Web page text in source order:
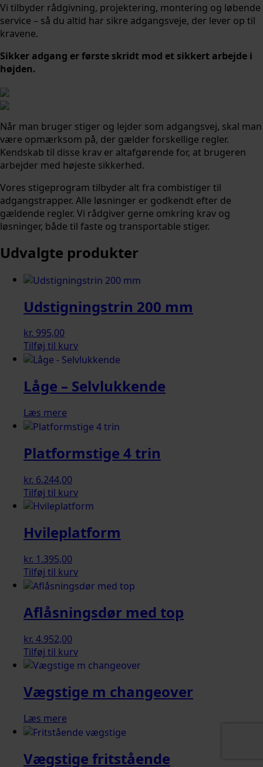
Vi tilbyder rådgivning, projektering, montering og løbende
service – så du altid har sikre adgangsveje, der lever op til
kravene.
Sikker adgang er første skridt mod et sikkert arbejde i
højden.
Når man bruger stiger og lejder som adgangsvej, skal man
være opmærksom på, der gælder forskellige regler.
Kendskab til disse krav er altafgørende for, at brugeren
arbejder med højeste sikkerhed.
Vores stigeprogram tilbyder alt fra combistiger til
adgangstrapper. Alle løsninger er godkendt efter de
gældende regler. Vi rådgiver gerne omkring krav og
løsninger, både til faste og transportable stiger.
Udvalgte produkter
Udstigningstrin 200 mm
kr. 995,00
Tilføj til kurv
Låge – Selvlukkende
Læs mere
Platformstige 4 trin
kr. 6.244,00
Tilføj til kurv
Hvileplatform
kr. 1.395,00
Tilføj til kurv
Aflåsningsdør med top
kr. 4.952,00
Tilføj til kurv
Vægstige m changeover
Læs mere
Vægstige fritstående